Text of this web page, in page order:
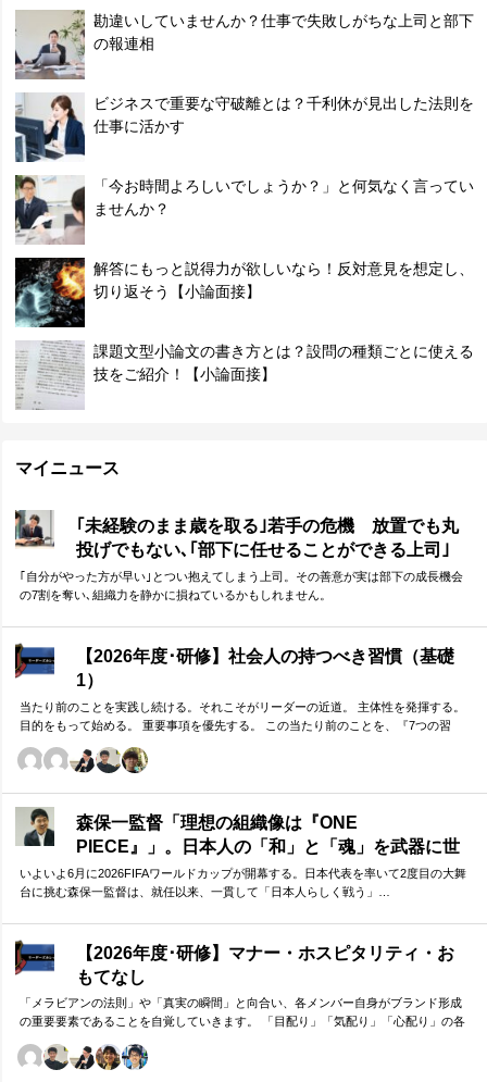
勘違いしていませんか？仕事で失敗しがちな上司と部下
の報連相
ビジネスで重要な守破離とは？千利休が見出した法則を
仕事に活かす
「今お時間よろしいでしょうか？」と何気なく言ってい
ませんか？
解答にもっと説得力が欲しいなら！反対意見を想定し、
切り返そう【小論面接】
課題文型小論文の書き方とは？設問の種類ごとに使える
技をご紹介！【小論面接】
マイニュース
｢未経験のまま歳を取る｣若手の危機 放置でも丸
投げでもない､｢部下に任せることができる上司｣
になる方法
｢自分がやった方が早い｣とつい抱えてしまう上司。その善意が実は部下の成長機会
の7割を奪い､組織力を静かに損ねているかもしれません。
【2026年度･研修】社会人の持つべき習慣（基礎
1）
当たり前のことを実践し続ける。それこそがリーダーの近道。 主体性を発揮する。
目的をもって始める。 重要事項を優先する。 この当たり前のことを、『7つの習
バーのための研修です。
森保一監督「理想の組織像は『ONE
PIECE』」。日本人の「和」と「魂」を武器に世
界へ挑む①
いよいよ6月に2026FIFAワールドカップが開幕する。日本代表を率いて2度目の大舞
台に挑む森保一監督は、就任以来、一貫して「日本人らしく戦う」…
【2026年度･研修】マナー・ホスピタリティ・お
もてなし
「メラビアンの法則」や「真実の瞬間」と向合い、各メンバー自身がブランド形成
の重要要素であることを自覚していきます。 「目配り」「気配り」「心配り」の各
について研究。 「マニュアル」「サービス」を理解・実践するのは当然。 「ホスピ